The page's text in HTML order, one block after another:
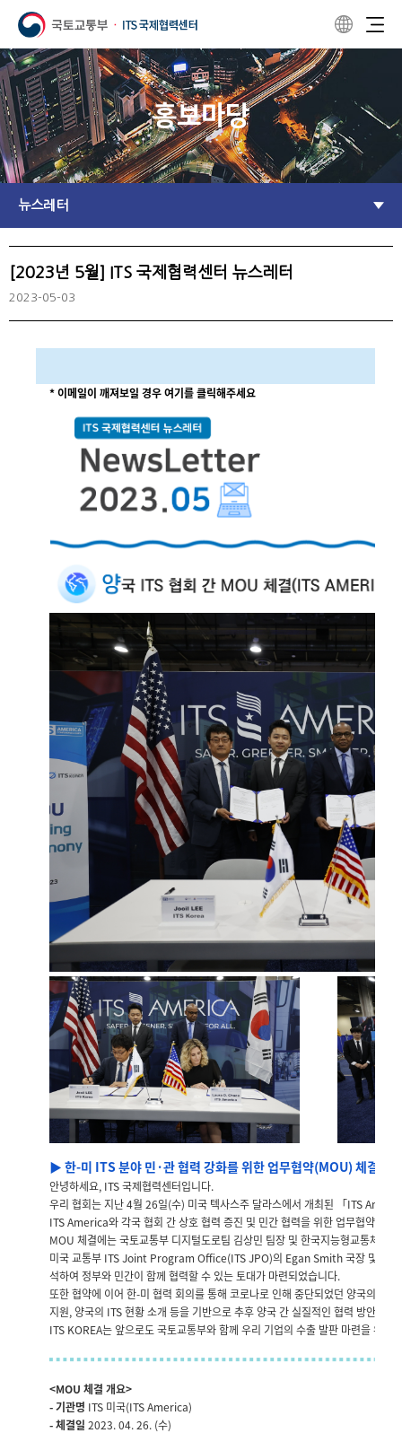
홍보마당
뉴스레터
[2023년 5월] ITS 국제협력센터 뉴스레터
2023-05-03
* 이메일이 깨져보일 경우 여기를 클릭해주세요
▶ 한-미 ITS 분야 민·관 협력 강화를 위한 업무협약(MOU) 체결
안녕하세요, ITS 국제협력센터입니다.
우리 협회는 지난 4월 26일(수) 미국 텍사스주 달라스에서 개최된 「ITS
ITS America와 각국 협회 간 상호 협력 증진 및 민간 협력을 위한 업무협약
MOU 체결에는 국토교통부 디지털도로팀 김상민 팀장 및 한국지능형교통체계
미국 교통부 ITS Joint Program Office(ITS JPO)의 Egan Smith 국장 및
석하여 정부와 민간이 함께 협력할 수 있는 토대가 마련되었습니다.
또한 협약에 이어 한-미 협력 회의를 통해 코로나로 인해 중단되었던 양국의 협
지원, 양국의 ITS 현황 소개 등을 기반으로 추후 양국 간 실질적인 협력 방안을
ITS KOREA는 앞으로도 국토교통부와 함께 우리 기업의 수출 발판 마련을 위해
<MOU 체결 개요>
- 기관명 ITS 미국(ITS America)
- 체결일 2023. 04. 26. (수)